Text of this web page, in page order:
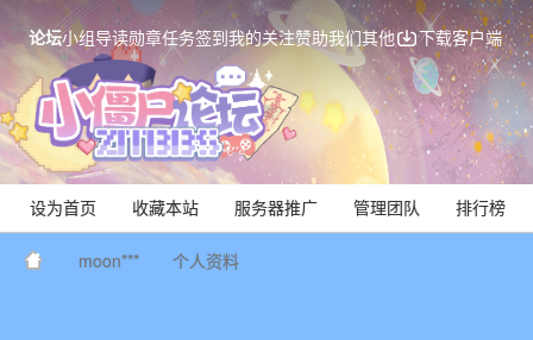
论坛小组导读勋章任务签到我的关注赞助我们其他 下载客户端
设为首页 收藏本站 服务器推广 管理团队 排行榜
moon*** 个人资料